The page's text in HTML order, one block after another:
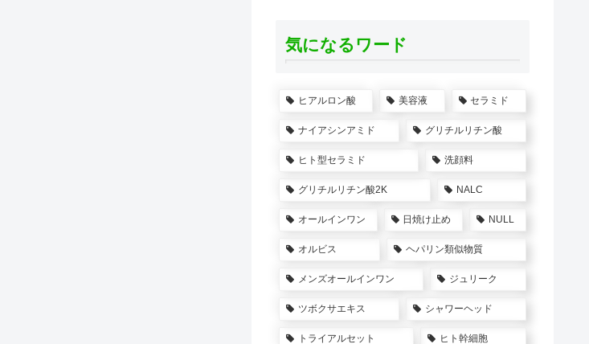
気になるワード
ヒアルロン酸 美容液 セラミド
ナイアシンアミド グリチルリチン酸
ヒト型セラミド 洗顔料
グリチルリチン酸2K NALC
オールインワン 日焼け止め NULL
オルビス ヘパリン類似物質
メンズオールインワン ジュリーク
ツボクサエキス シャワーヘッド
トライアルセット ヒト幹細胞